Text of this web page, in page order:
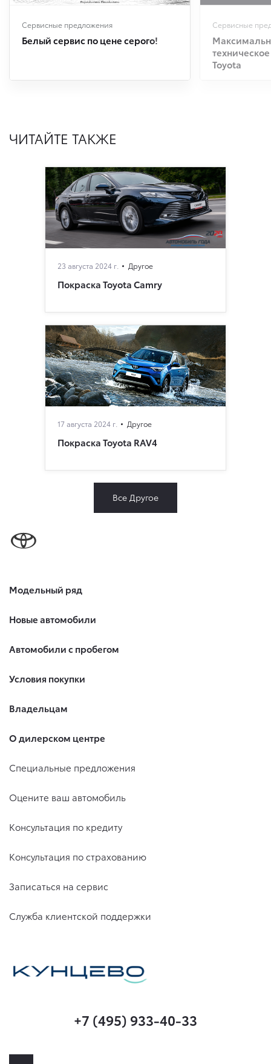
Сервисные предложения
Белый сервис по цене серого!
Сервисные
Toyota
ЧИТАЙТЕ ТАКЖЕ
23 августа 2024 г. Другое
Покраска Toyota Camry
17 августа 2024 г. Другое
Покраска Toyota RAV4
Все Другое
Модельный ряд
Новые автомобили
Автомобили с пробегом
Условия покупки
Владельцам
О дилерском центре
Специальные предложения
Оцените ваш автомобиль
Консультация по кредиту
Консультация по страхованию
Записаться на сервис
Служба клиентской поддержки
+7 (495) 933-40-33